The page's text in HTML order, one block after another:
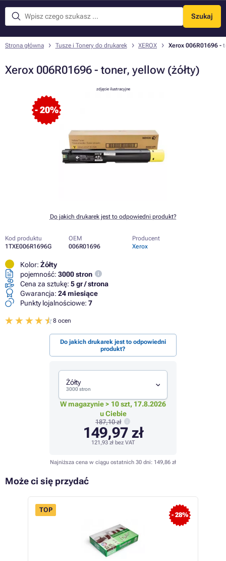
Szukaj
Menu
Strona główna Tusze i Tonery do drukarek XEROX Xerox 006R01696 -
Xerox 006R01696 - toner, yellow (żółty)
- 20%
zdjęcie ilustracyjne
Do jakich drukarek jest to odpowiedni produkt?
Kod produktu
1TXE006R1696G
OEM
006R01696
Producent
Xerox
Kolor: Żółty
pojemność: 3000 stron
Cena za sztukę: 5 gr / strona
Gwarancja: 24 miesiące
Punkty lojalnościowe: 7
8 ocen
Do jakich drukarek jest to odpowiedni
produkt?
Żółty
3000 stron
W magazynie > 10 szt, 17.8.2026
u Ciebie
187,10 zł
149,97 zł
121,93 zł bez VAT
Najniższa cena w ciągu ostatnich 30 dni: 149,86 zł
Może ci się przydać
- 28%
TOP